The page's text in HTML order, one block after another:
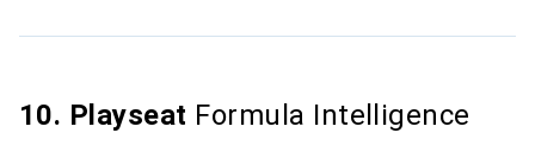
10. Playseat Formula Intelligence